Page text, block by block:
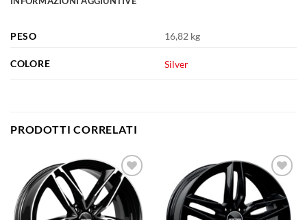
PESO 16,82 kg
COLORE Silver
PRODOTTI CORRELATI
Aggiungi
alla lista
dei
desideri
Aggiungi
alla lista
dei
desideri